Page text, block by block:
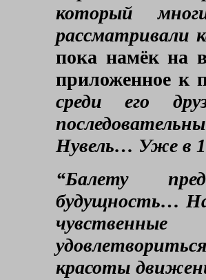
который
рассматривали
пока намёк на
приложенное к
среди его
Нувель… Уже в
“Балету
будущность…
красоты